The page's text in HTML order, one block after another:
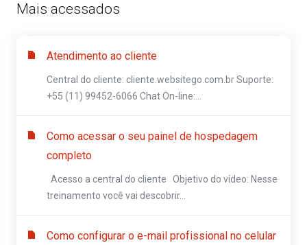
Mais acessados
Atendimento ao cliente
Central do cliente: cliente.websitego.com.br Suporte:
+55 (11) 99452-6066 Chat On-line:...
Como acessar o seu painel de hospedagem
completo
Acesso a central do cliente Objetivo do vídeo: Nesse
treinamento você vai descobrir...
Como configurar o e-mail profissional no celular